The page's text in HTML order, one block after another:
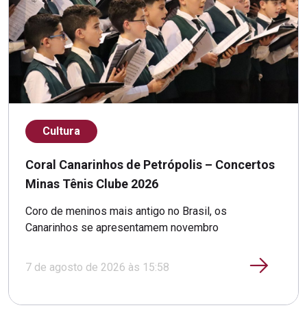
Cultura
Coral Canarinhos de Petrópolis – Concertos
Minas Tênis Clube 2026
Coro de meninos mais antigo no Brasil, os
Canarinhos se apresentamem novembro
7 de agosto de 2026 às 15:58